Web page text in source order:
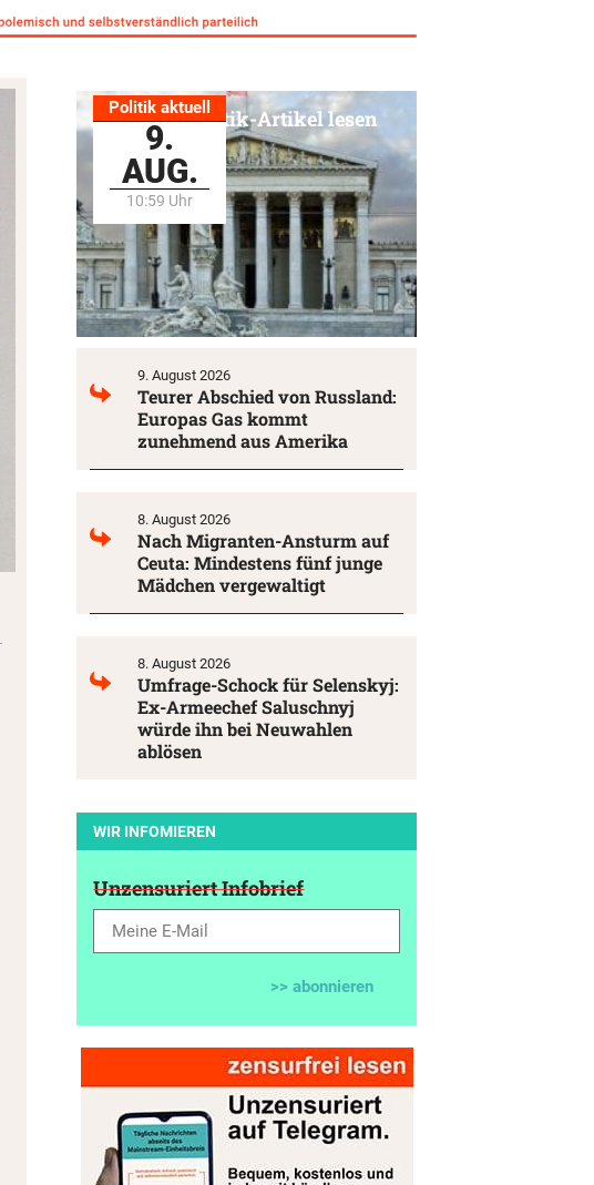
Politik aktuell
9.
AUG.
10:59 Uhr
Alle Politik-Artikel lesen
9. August 2026
Teurer Abschied von Russland:
Europas Gas kommt
zunehmend aus Amerika
8. August 2026
Nach Migranten-Ansturm auf
Ceuta: Mindestens fünf junge
Mädchen vergewaltigt
8. August 2026
Umfrage-Schock für Selenskyj:
Ex-Armeechef Saluschnyj
würde ihn bei Neuwahlen
ablösen
WIR INFOMIEREN
Unzensuriert Infobrief
>> abonnieren